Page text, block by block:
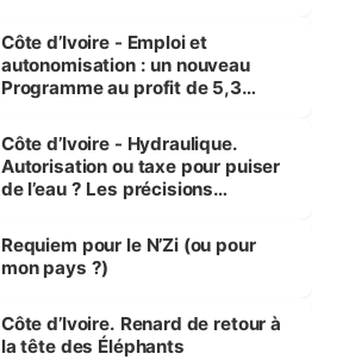
et Yamoussoukro
Côte d’Ivoire - Emploi et
autonomisation : un nouveau
Programme au profit de 5,3
Côte d’Ivoire - Hydraulique.
Autorisation ou taxe pour puiser
de l’eau ? Les précisions
Requiem pour le N’Zi (ou pour
mon pays ?)
Côte d’Ivoire. Renard de retour à
la tête des Éléphants